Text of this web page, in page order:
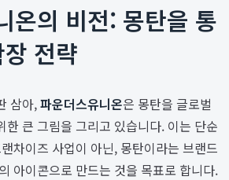
온의 비전: 몽탄을 통
전략
삼아,파운더스유니온은 몽탄을 글로벌
한 큰 그림을 그리고 있습니다. 이는 단순
차이즈 사업이 아닌, 몽탄이라는 브랜드
의 아이콘으로 만드는 것을 목표로 합니다.